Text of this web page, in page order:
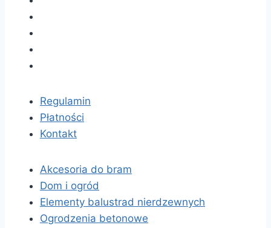
Regulamin
Płatności
Kontakt
Akcesoria do bram
Dom i ogród
Elementy balustrad nierdzewnych
Ogrodzenia betonowe